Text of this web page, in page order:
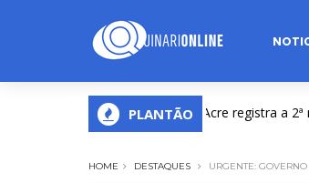
PLANTÃO
Com alta de quase 60%, Acre registra a 2ª maior
HOME DESTAQUES URGENTE: